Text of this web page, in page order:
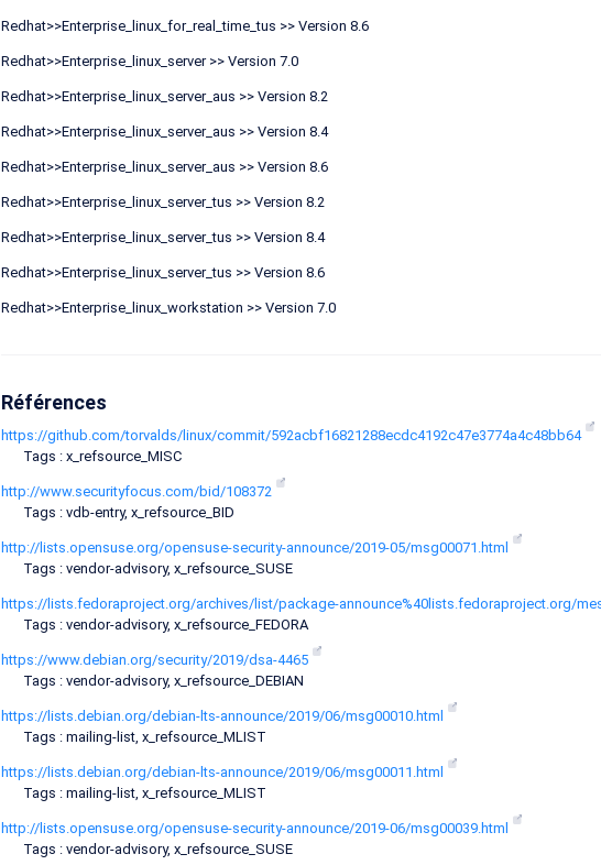
Redhat>>Enterprise_linux_for_real_time_tus >> Version 8.6
Redhat>>Enterprise_linux_server >> Version 7.0
Redhat>>Enterprise_linux_server_aus >> Version 8.2
Redhat>>Enterprise_linux_server_aus >> Version 8.4
Redhat>>Enterprise_linux_server_aus >> Version 8.6
Redhat>>Enterprise_linux_server_tus >> Version 8.2
Redhat>>Enterprise_linux_server_tus >> Version 8.4
Redhat>>Enterprise_linux_server_tus >> Version 8.6
Redhat>>Enterprise_linux_workstation >> Version 7.0
Références
https://github.com/torvalds/linux/commit/592acbf16821288ecdc4192c47e3774a4c48bb64
Tags : x_refsource_MISC
http://www.securityfocus.com/bid/108372
Tags : vdb-entry, x_refsource_BID
http://lists.opensuse.org/opensuse-security-announce/2019-05/msg00071.html
Tags : vendor-advisory, x_refsource_SUSE
https://lists.fedoraproject.org/archives/list/package-announce%40lists.fedoraproject.org/
Tags : vendor-advisory, x_refsource_FEDORA
https://www.debian.org/security/2019/dsa-4465
Tags : vendor-advisory, x_refsource_DEBIAN
https://lists.debian.org/debian-lts-announce/2019/06/msg00010.html
Tags : mailing-list, x_refsource_MLIST
https://lists.debian.org/debian-lts-announce/2019/06/msg00011.html
Tags : mailing-list, x_refsource_MLIST
http://lists.opensuse.org/opensuse-security-announce/2019-06/msg00039.html
Tags : vendor-advisory, x_refsource_SUSE